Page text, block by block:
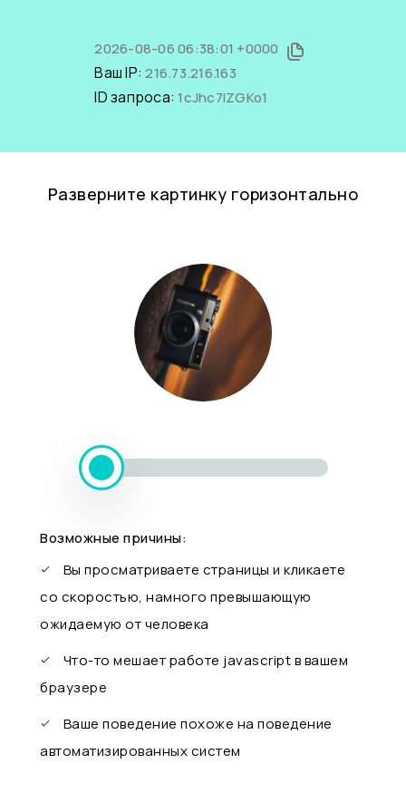
2026-08-06 06:38:01 +0000
Ваш IP:216.73.216.163
ID запроса:1cJhc7lZGKo1
Разверните картинку горизонтально
Возможные причины:
Вы просматриваете страницы и кликаете
со скоростью, намного превышающую
ожидаемую от человека
Что-то мешает работе javascript в вашем
браузере
Ваше поведение похоже на поведение
автоматизированных систем